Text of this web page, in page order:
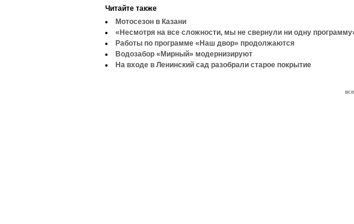
Читайте также
Мотосезон в Казани
«Несмотря на все сложности, мы не свернули ни одну
Работы по программе «Наш двор» продолжаются
Водозабор «Мирный» модернизируют
На входе в Ленинский сад разобрали старое покрытие